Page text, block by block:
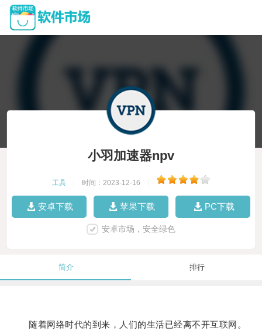
小羽加速器npv
工具 时间：2023-12-16
安卓下载 苹果下载 PC下载
安卓市场，安全绿色
简介 排行
随着网络时代的到来，人们的生活已经离不开互联网。